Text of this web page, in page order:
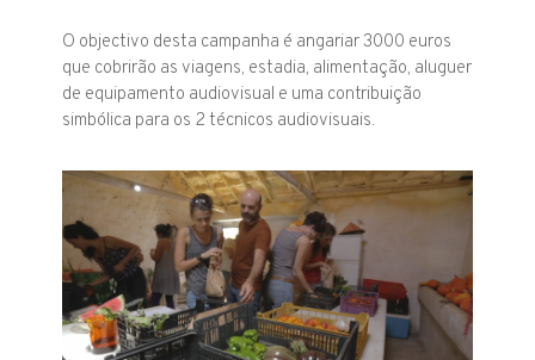
O objectivo desta campanha é angariar 3000 euros
que cobrirão as viagens, estadia, alimentação, aluguer
de equipamento audiovisual e uma contribuição
simbólica para os 2 técnicos audiovisuais.